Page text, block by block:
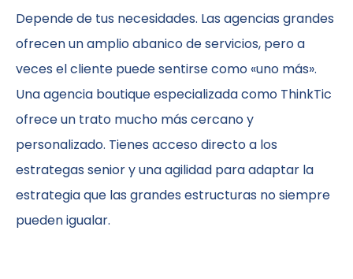
Depende de tus necesidades. Las agencias grandes
ofrecen un amplio abanico de servicios, pero a
veces el cliente puede sentirse como «uno más».
Una agencia boutique especializada como ThinkTic
ofrece un trato mucho más cercano y
personalizado. Tienes acceso directo a los
estrategas senior y una agilidad para adaptar la
estrategia que las grandes estructuras no siempre
pueden igualar.